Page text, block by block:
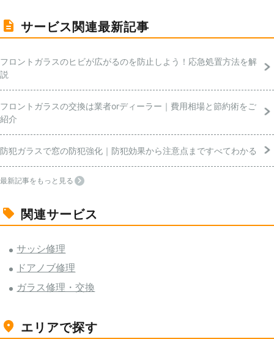
サービス関連最新記事
フロントガラスのヒビが広がるのを防止しよう！応急処置方法を解
説
フロントガラスの交換は業者orディーラー｜費用相場と節約術をご
紹介
防犯ガラスで窓の防犯強化｜防犯効果から注意点まですべてわかる
最新記事をもっと見る
関連サービス
サッシ修理
ドアノブ修理
ガラス修理・交換
エリアで探す